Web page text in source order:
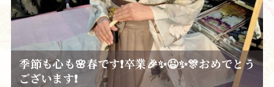
季節も心も🌸春です❗卒業🎉✨😆✨🎊おめでとう
ございます❗